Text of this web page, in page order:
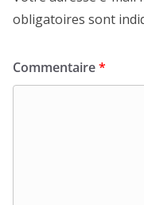
obligatoires sont
Commentaire*